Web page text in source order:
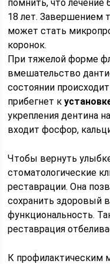
помнить, что лечение
18 лет. Завершением
может стать
коронок.
При тяжелой форме
вмешательство
состоянии
прибегнет к
укрепления дентина
входит фосфор,
Чтобы вернуть
стоматологические
реставрации. Она
сохранить здоровый
функциональность.
реставрация
К профилактическим